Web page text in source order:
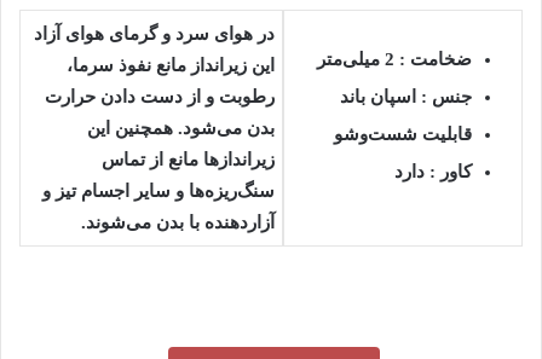
ضخامت : 2 میلی‌متر
جنس :
اسپان باند
قابلیت شست‌وشو
کاور : دارد
در هوای سرد و گرمای هوای آزاد
این زیرانداز مانع نفوذ سرما،
رطوبت و از دست دادن حرارت
بدن می‌شود. همچنین این
زیراندازها مانع از تماس
سنگ‌ریزه‌ها و سایر اجسام تیز و
آزاردهنده با بدن می‌شوند.